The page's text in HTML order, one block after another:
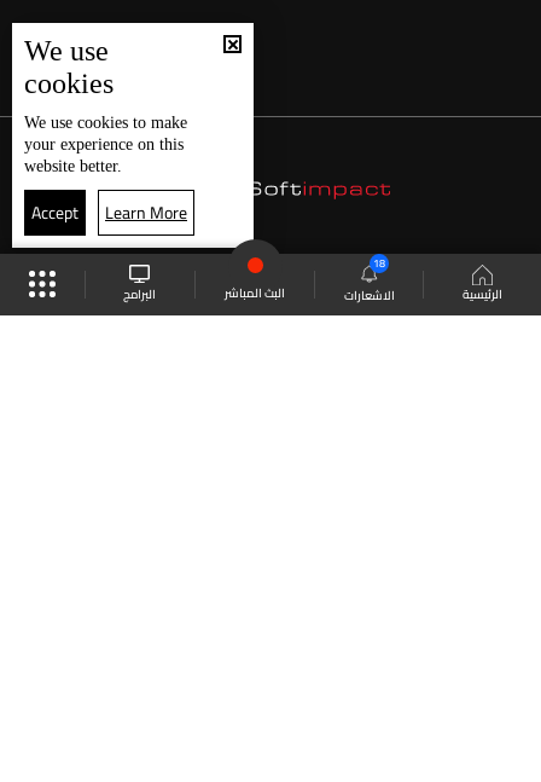
الرئيسية الاشعارات
18
البث المباشر البرامج
We use
cookies
We use cookies to make
your experience on this
website better.
Accept Learn More
موقع البرامج الجدول البث المباشر